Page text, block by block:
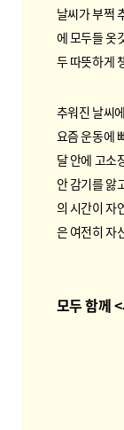
날씨가 부쩍
에 모두들 옷
두 따뜻하게
추워진 날씨
요즘 운동에
달 안에 고소
안 감기를 앓
의 시간이 자
은 여전히 자
모두 함께